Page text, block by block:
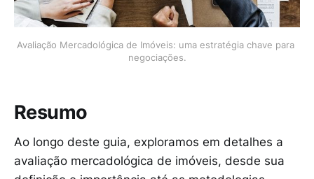
Avaliação Mercadológica de Imóveis: uma estratégia chave para
negociações.
Resumo
Ao longo deste guia, exploramos em detalhes a
avaliação mercadológica de imóveis, desde sua